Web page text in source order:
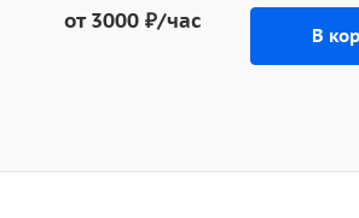
от 3000 ₽/час
В